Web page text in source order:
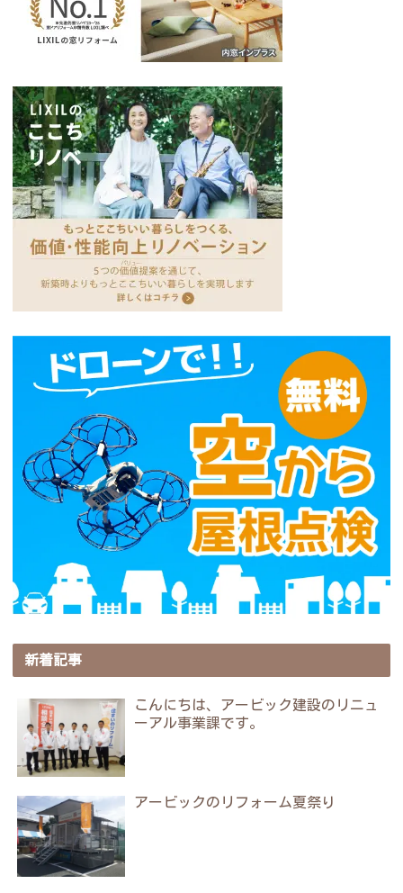
新着記事
こんにちは、アービック建設のリニュ
ーアル事業課です。
アービックのリフォーム夏祭り